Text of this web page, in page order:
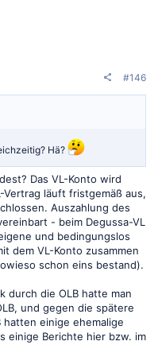
#146
Hä?
Das VL-Konto wird
läuft fristgemäß aus,
Auszahlung des
- beim Degussa-VL
und bedingungslos
dem VL-Konto zusammen
schon eins bestand).
durch die OLB hatte man
und gegen die spätere
hatten einige ehemalige
einige Berichte hier bzw. im